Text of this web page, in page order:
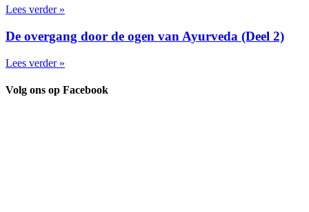
Lees verder »
De overgang door de ogen van Ayurveda (Deel 2)
Lees verder »
Volg ons op Facebook